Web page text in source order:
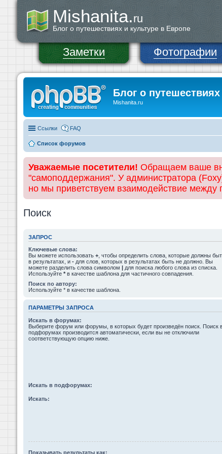
Mishanita.ru
Блог о путешествиях и культуре в Европе
Заметки Фотографии
Блог о
Mishanita.ru
Ссылки FAQ
Список форумов
Уважаемые посетители! Обращаем ваше
"самоподдержания". У администратора
но мы приветствуем взаимодействие между
Поиск
ЗАПРОС
Ключевые слова:
Вы можете использовать + , чтобы определить слова, которые должны
в результатах, и - для слов, которых в результатах быть не должно. Вы
можете разделить слова символом | для поиска любого слова из списка.
Используйте * в качестве шаблона для частичного совпадения.
Поиск по автору:
Используйте * в качестве шаблона.
ПАРАМЕТРЫ ЗАПРОСА
Искать в форумах:
Выберите форум или форумы, в которых будет произведён поиск. Поиск
подфорумах производится автоматически, если вы не отключили
соответствующую опцию ниже.
Искать в подфорумах:
Искать:
Показывать результаты как: